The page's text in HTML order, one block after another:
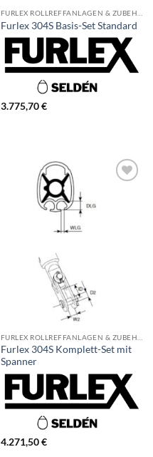
Furlex 304S Basis-Set Standard
3.775,70€
Furlex 304S Komplett-Set mit
Spanner
4.271,50€